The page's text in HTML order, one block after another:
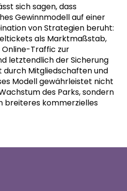
sich sagen, dass
Gewinnmodell auf einer
von Strategien beruht:
als Marktmaßstab,
Traffic zur
letztendlich der Sicherung
Mitgliedschaften und
Modell gewährleistet nicht
des Parks, sondern
breiteres kommerzielles